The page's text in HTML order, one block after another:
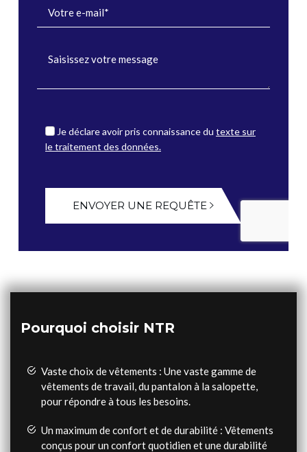
Je déclare avoir pris connaissance du texte sur
le traitement des données.
ENVOYER UNE REQUÊTE
Pourquoi choisir NTR
Vaste choix de vêtements : Une vaste gamme de
vêtements de travail, du pantalon à la salopette,
pour répondre à tous les besoins.
Un maximum de confort et de durabilité : Vêtements
conçus pour un confort quotidien et une durabilité